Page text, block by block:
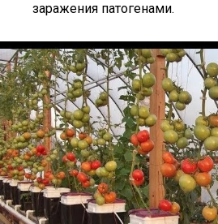
заражения патогенами.